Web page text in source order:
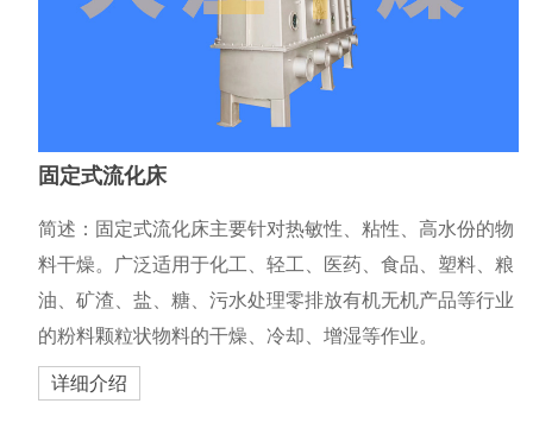
固定式流化床
简述：固定式流化床主要针对热敏性、粘性、高水份的物
料干燥。广泛适用于化工、轻工、医药、食品、塑料、粮
油、矿渣、盐、糖、污水处理零排放有机无机产品等行业
的粉料颗粒状物料的干燥、冷却、增湿等作业。
详细介绍